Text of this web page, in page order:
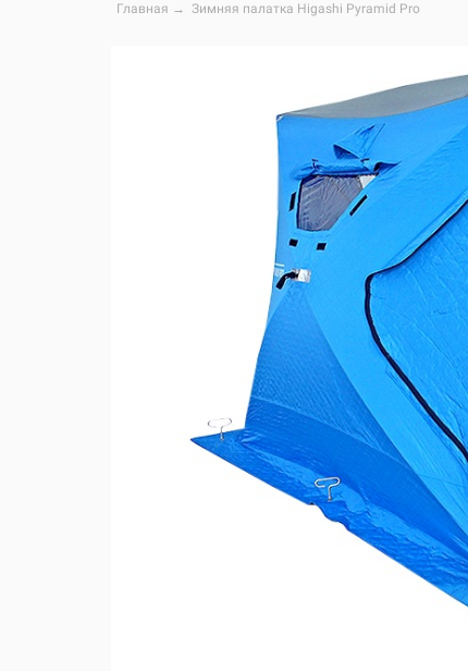
Главная → Зимняя палатка Higashi Pyramid Pro